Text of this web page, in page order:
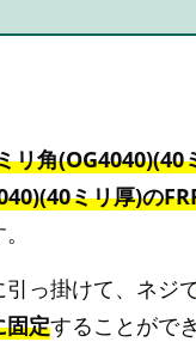
リ角(OG4040)(40
ミリ厚)の
引っ掛けて、ネジ
固定することがで